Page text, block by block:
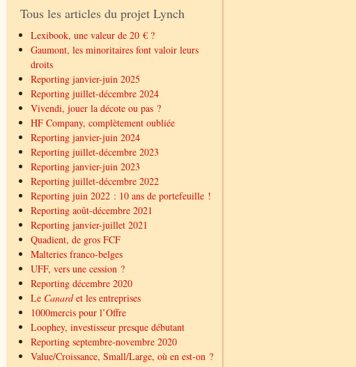
Tous les articles du projet Lynch
Lexibook, une valeur de 20 € ?
Gaumont, les minoritaires font valoir leurs
droits
Reporting janvier-juin 2025
Reporting juillet-décembre 2024
Vivendi, jouer la décote ou pas ?
HF Company, complètement oubliée
Reporting janvier-juin 2024
Reporting juillet-décembre 2023
Reporting janvier-juin 2023
Reporting juillet-décembre 2022
Reporting juin 2022 : 10 ans de portefeuille !
Reporting août-décembre 2021
Reporting janvier-juillet 2021
Quadient, de gros FCF
Malteries franco-belges
UFF, vers une cession ?
Reporting décembre 2020
Le Canardet les entreprises
1000mercis pour l’Offre
Loophey, investisseur presque débutant
Reporting septembre-novembre 2020
Value/Croissance, Small/Large, où en est-on ?